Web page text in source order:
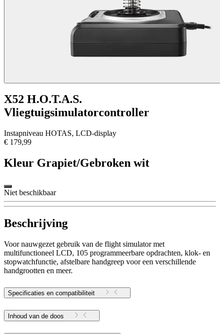
X52 H.O.T.A.S.
Vliegtuigsimulatorcontroller
Instapniveau HOTAS, LCD-display
€ 179,99
Kleur Grapiet/Gebroken wit
Niet beschikbaar
Beschrijving
Voor nauwgezet gebruik van de flight simulator met
multifunctioneel LCD, 105 programmeerbare opdrachten, klok- en
stopwatchfunctie, afstelbare handgreep voor een verschillende
handgrootten en meer.
Specificaties en compatibiliteit
Inhoud van de doos